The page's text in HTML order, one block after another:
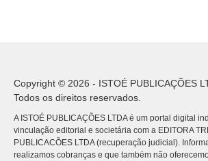
Copyright © 2026 - ISTOÉ PUBLICAÇÕES
Todos os direitos reservados.
A ISTOÉ PUBLICAÇÕES LTDA é um portal digital
vinculação editorial e societária com a EDITORA
PUBLICACÕES LTDA (recuperação judicial).
realizamos cobranças e que também não